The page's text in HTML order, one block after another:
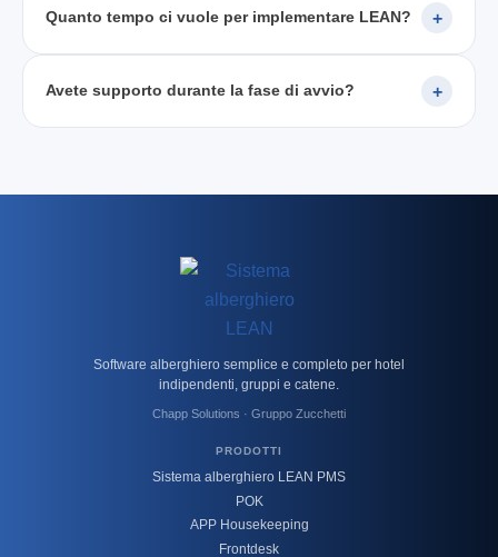
Quanto tempo ci vuole per implementare LEAN?
Avete supporto durante la fase di avvio?
Software alberghiero semplice e completo per hotel
indipendenti, gruppi e catene.
Chapp Solutions · Gruppo Zucchetti
PRODOTTI
Sistema alberghiero LEAN PMS
POK
APP Housekeeping
Frontdesk